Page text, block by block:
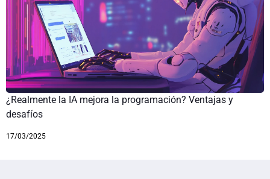
¿Realmente la IA mejora la programación? Ventajas y
desafíos
17/03/2025